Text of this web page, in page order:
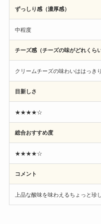
ずっしり感（濃厚感）
中程度
チーズ感（チーズの味がどれくら
クリームチーズの味わいははっき
目新しさ
★★★★☆
総合おすすめ度
★★★★☆
コメント
上品な酸味を味わえるちょっと珍